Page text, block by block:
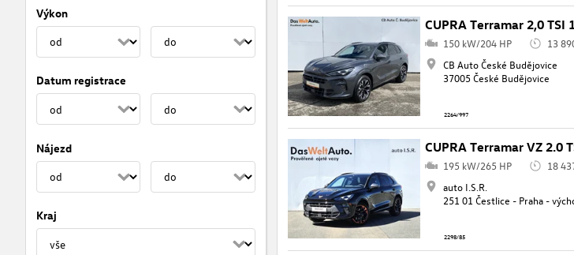
Výkon
Datum registrace
Nájezd
Kraj
CUPRA Terramar 2,0 TSI
150 kW/204 HP 13
CB Auto České Budějovice
37005 České Budějovice
2264/997
CUPRA Terramar VZ 2.0
195 kW/265 HP 18
auto I.S.R.
251 01 Čestlice - Praha -
2298/85